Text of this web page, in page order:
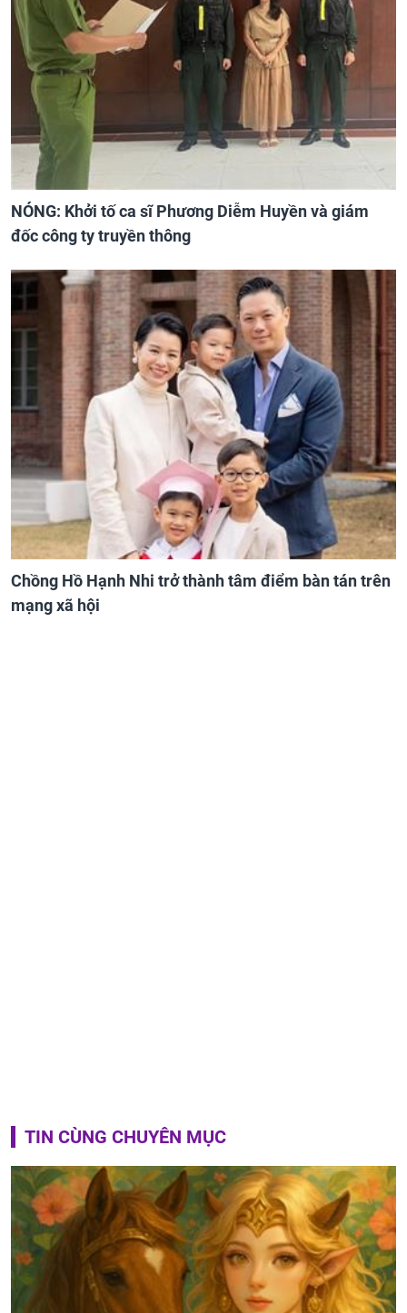
NÓNG: Khởi tố ca sĩ Phương Diễm Huyền và giám
đốc công ty truyền thông
Chồng Hồ Hạnh Nhi trở thành tâm điểm bàn tán trên
mạng xã hội
TIN CÙNG CHUYÊN MỤC